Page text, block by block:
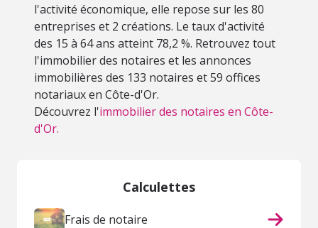
l'activité économique, elle repose sur les 80
entreprises et 2 créations. Le taux d'activité
des 15 à 64 ans atteint 78,2 %. Retrouvez tout
l'immobilier des notaires et les annonces
immobilières des 133 notaires et 59 offices
notariaux en Côte-d'Or.
Découvrez l'immobilier des notaires en Côte-
d'Or.
Calculettes
Frais de notaire